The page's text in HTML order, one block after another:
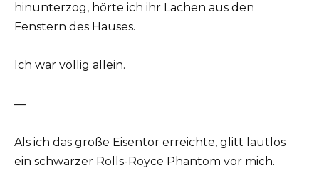
hinunterzog, hörte ich ihr Lachen aus den
Fenstern des Hauses.
Ich war völlig allein.
—
Als ich das große Eisentor erreichte, glitt lautlos
ein schwarzer Rolls-Royce Phantom vor mich.